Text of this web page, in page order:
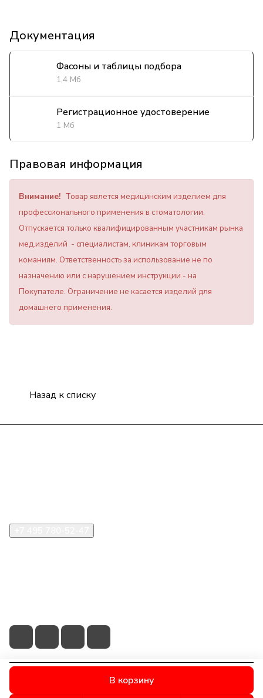
В корзину
Документация
Фасоны и таблицы подбора
1,4 Мб
Регистрационное удостоверение
1 Мб
Правовая информация
Внимание! Товар явлется медицинским изделием для
профессионального применения в стоматологии.
Отпускается только квалифицированным участникам рынка
мед.изделий - специалистам, клиникам торговым
команиям. Ответственность за использование не по
назначению или с нарушением инструкции - на
Покупателе. Ограничение не касается изделий для
домашнего применения.
Назад к списку
© 2026 © S.T.I. Dent - Яркие решения